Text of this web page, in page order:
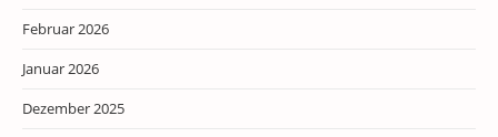
Februar 2026
Januar 2026
Dezember 2025